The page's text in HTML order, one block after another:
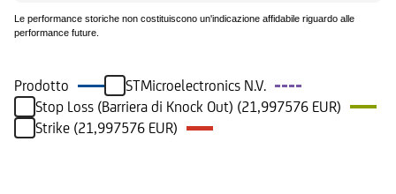
Le performance storiche non costituiscono un'indicazione affidabile riguardo alle
performance future.
Prodotto
STMicroelectronics N.V.
Stop Loss (Barriera di Knock Out) (21,997576 EUR)
Strike (21,997576 EUR)